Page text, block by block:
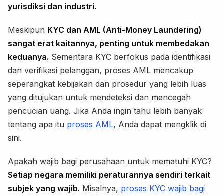
yurisdiksi dan industri.
Meskipun KYC dan AML (Anti-Money Laundering)
sangat erat kaitannya, penting untuk membedakan
keduanya. Sementara KYC berfokus pada identifikasi
dan verifikasi pelanggan, proses AML mencakup
seperangkat kebijakan dan prosedur yang lebih luas
yang ditujukan untuk mendeteksi dan mencegah
pencucian uang. Jika Anda ingin tahu lebih banyak
tentang apa itu proses AML, Anda dapat mengklik di
sini.
Apakah wajib bagi perusahaan untuk mematuhi KYC?
Setiap negara memiliki peraturannya sendiri terkait
subjek yang wajib. Misalnya, proses KYC wajib bagi